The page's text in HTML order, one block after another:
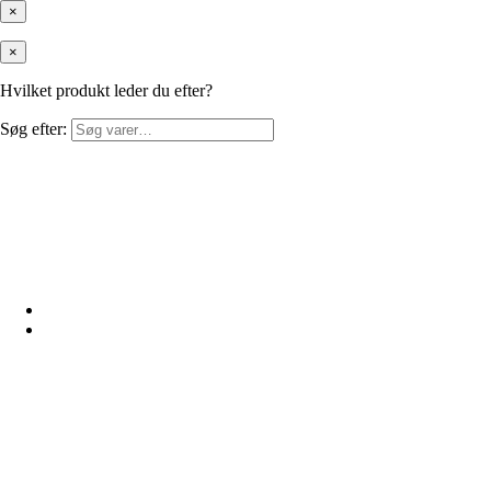
×
×
Hvilket produkt leder du efter?
Søg efter: